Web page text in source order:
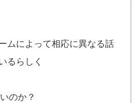
ムによって相応に異なる話
るらしく
のか？